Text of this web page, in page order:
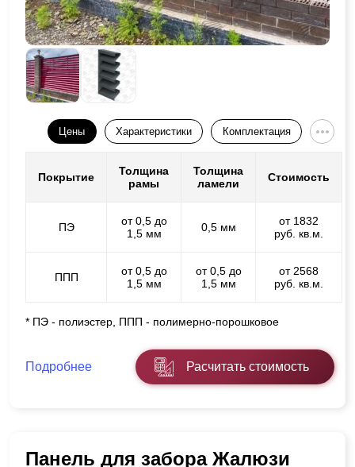
Цены Характеристики Комплектация
Покрытие
Толщина
рамы
Толщина
ламели
Стоимость
ПЭ
от 0,5 до
1,5 мм
0,5 мм
от 1832
руб. кв.м.
ППП
от 0,5 до
1,5 мм
от 0,5 до
1,5 мм
от 2568
руб. кв.м.
* ПЭ - полиэстер, ППП - полимерно-порошковое
Подробнее Расчитать стоимость
Панель для забора Жалюзи